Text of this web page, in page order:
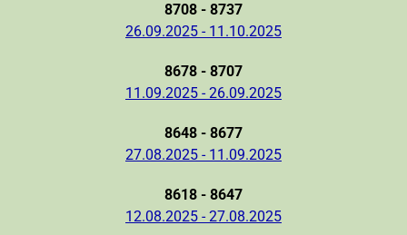
8708 - 8737
26.09.2025 - 11.10.2025
8678 - 8707
11.09.2025 - 26.09.2025
8648 - 8677
27.08.2025 - 11.09.2025
8618 - 8647
12.08.2025 - 27.08.2025